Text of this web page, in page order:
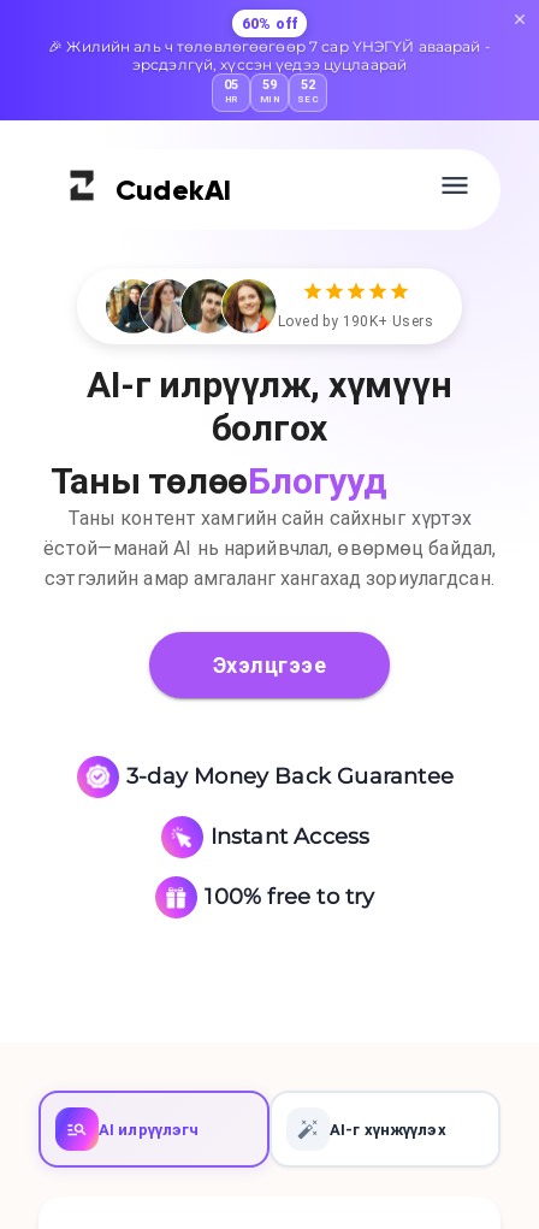
60% off
🎉 Жилийн аль ч төлөвлөгөөгөөр 7 сар ҮНЭГҮЙ аваарай -
эрсдэлгүй, хүссэн үедээ цуцлаарай
05
HR
59
MIN
51
SEC
CudekAI
Loved by 190K+ Users
AI-г илрүүлж, хүмүүн
болгох
Таны төлөө
Блогууд
Таны контент хамгийн сайн сайхныг хүртэх
ёстой—манай AI нь нарийвчлал, өвөрмөц байдал,
сэтгэлийн амар амгаланг хангахад зориулагдсан.
Эхэлцгээе
3-day Money Back Guarantee
Instant Access
100% free to try
AI илрүүлэгч AI-г хүнжүүлэх